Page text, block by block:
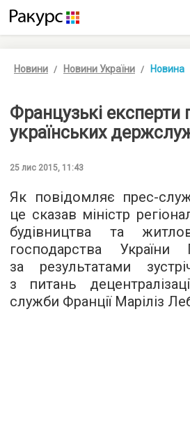
Новини Новини України Новина
Французькі експерти
українських
25 лис 2015, 11:43
Як повідомляє прес-
це сказав міністр
будівництва та
господарства України
за результатами
з питань
служби Франції Маріліз